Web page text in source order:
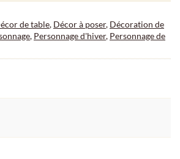
de table, Décor à poser, Décoration de
, Personnage d'hiver, Personnage de